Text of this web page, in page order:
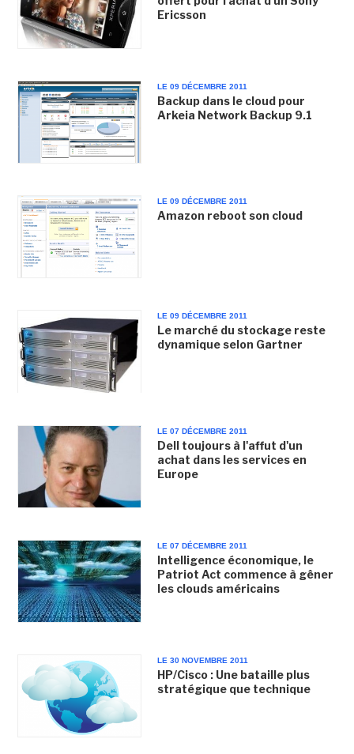
Ericsson
LE 09 DÉCEMBRE 2011
Backup dans le cloud pour
Arkeia Network Backup 9.1
LE 09 DÉCEMBRE 2011
Amazon reboot son cloud
LE 09 DÉCEMBRE 2011
Le marché du stockage reste
dynamique selon Gartner
LE 07 DÉCEMBRE 2011
Dell toujours à l'affut d'un
achat dans les services en
Europe
LE 07 DÉCEMBRE 2011
Intelligence économique, le
Patriot Act commence à gêner
les clouds américains
LE 30 NOVEMBRE 2011
HP/Cisco : Une bataille plus
stratégique que technique